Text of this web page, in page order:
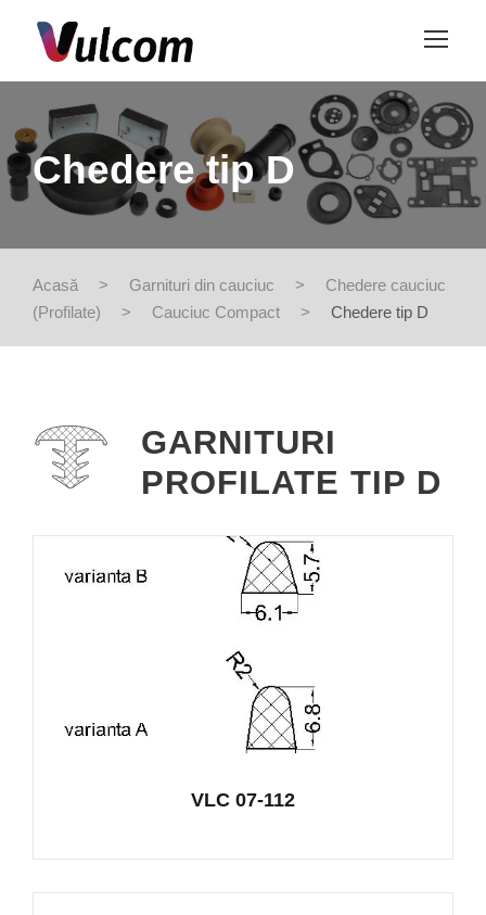
Chedere tip D
Acasă > Garnituri din cauciuc >
Chedere cauciuc
(Profilate)
> Cauciuc Compact > Chedere tip D
GARNITURI
PROFILATE TIP D
VLC 07-112